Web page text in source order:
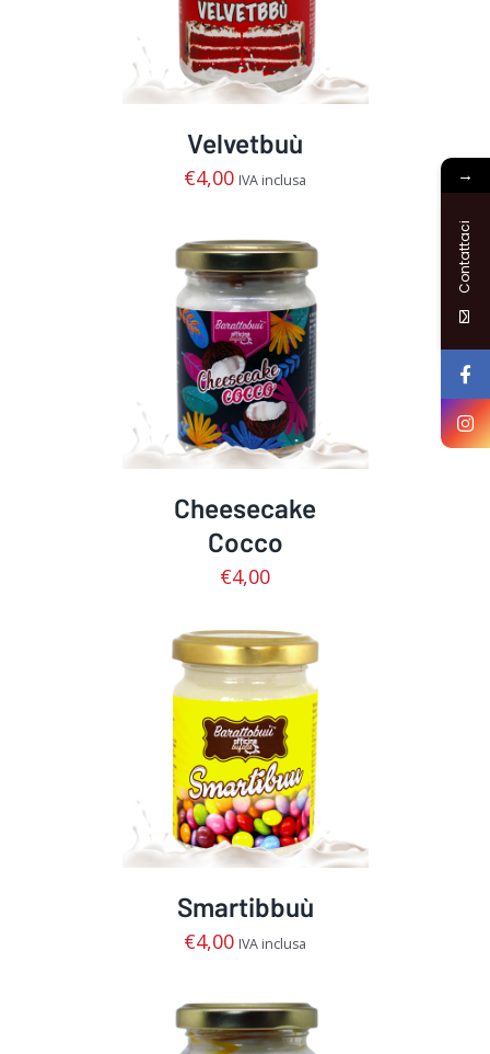
Velvetbuù
€4,00 IVA inclusa
AGGIUNGI AL CARRELLO
/
DETTAGLI
Cheesecake
Cocco
€4,00
AGGIUNGI AL CARRELLO
/
DETTAGLI
Smartibbuù
€4,00 IVA inclusa
→
Contattaci